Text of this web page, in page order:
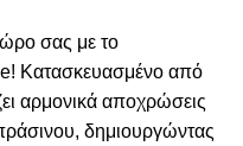
σας με το
Κατασκευασμένο από
αρμονικά αποχρώσεις
δημιουργώντας